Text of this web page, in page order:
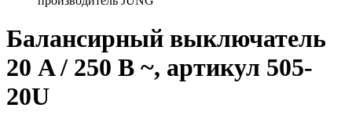
Балансирный выключатель
20 A / 250 В ~, артикул 505-
20U